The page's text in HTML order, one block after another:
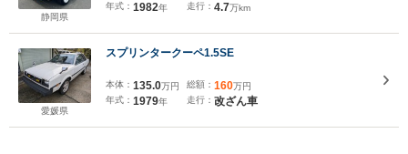
静岡県
年式： 1982年
走行： 4.7万km
愛媛県
スプリンタークーペ1.5SE
本体： 135.0万円
年式： 1979年
総額： 160万円
走行： 改ざん車